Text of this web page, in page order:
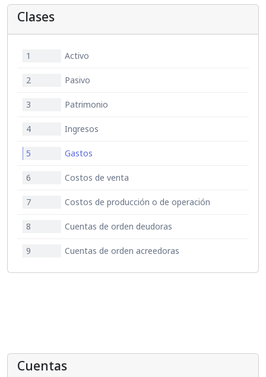
Clases
1 Activo
2 Pasivo
3 Patrimonio
4 Ingresos
5 Gastos
6 Costos de venta
7 Costos de producción o de operación
8 Cuentas de orden deudoras
9 Cuentas de orden acreedoras
Cuentas